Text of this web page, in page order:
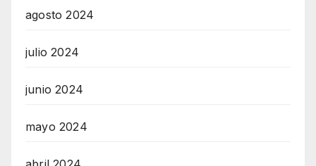
agosto 2024
julio 2024
junio 2024
mayo 2024